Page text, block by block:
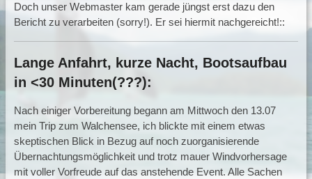
Doch unser Webmaster kam gerade jüngst erst dazu den
Bericht zu verarbeiten (sorry!). Er sei hiermit nachgereicht!::
Lange Anfahrt, kurze Nacht, Bootsaufbau
in <30 Minuten(???):
Nach einiger Vorbereitung begann am Mittwoch den 13.07
mein Trip zum Walchensee, ich blickte mit einem etwas
skeptischen Blick in Bezug auf noch zuorganisierende
Übernachtungsmöglichkeit und trotz mauer Windvorhersage
mit voller Vorfreude auf das anstehende Event. Alle Sachen